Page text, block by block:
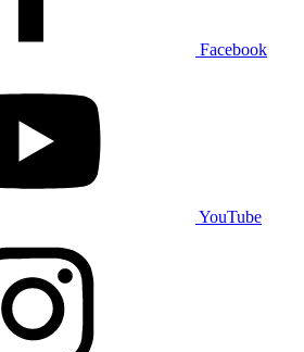
Facebook
YouTube